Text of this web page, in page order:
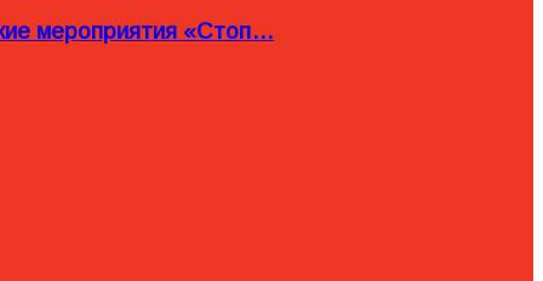
мероприятия «Стоп…